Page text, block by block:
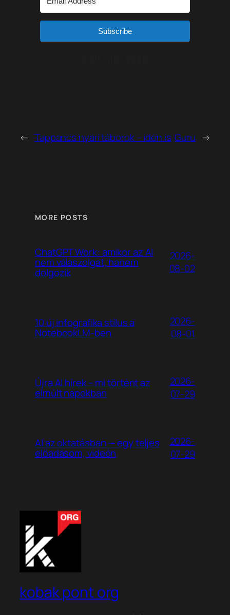
Subscribe
← Tappancs nyári táborok – idén is Guru →
MORE POSTS
ChatGPT Work: amikor az AI
nem válaszolgat, hanem
dolgozik
2026-
08-02
10 új infografika stílus a
NotebookLM-ben
2026-
08-01
Újra AI hírek – mi történt az
elmúlt napokban
2026-
07-29
AI az oktatásban — egy teljes
előadásom, videón
2026-
07-29
kobak pont org